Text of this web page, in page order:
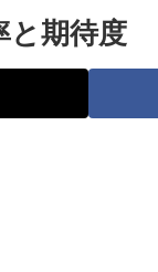
と期待度